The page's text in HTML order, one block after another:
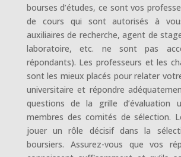
bourses d’études, ce sont vos
de cours qui sont autorisés à
auxiliaires de recherche, agent de
laboratoire, etc. ne sont pas
répondants). Les professeurs et les
sont les mieux placés pour relater
universitaire et répondre
questions de la grille d’évaluation
membres des comités de sélection.
jouer un rôle décisif dans la
boursiers. Assurez-vous que vos